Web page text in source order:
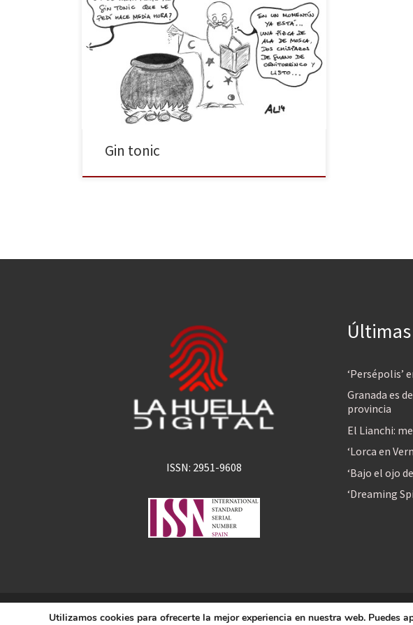
Hay leyendas de personas que han envejecido
esperando a que les sirvieran su gin-tonic; hay quien
habla de cócteles más parecidos a ensaladas que a
bebidas; hay quien afirma que si no lo has probado
con cuerno de unicornio rallado, no entiendes ni de
ginebra ni de tónica. También hay quien cree […]
Gin tonic
ISSN: 2951-9608
‘Persépolis’
Granada es
provincia
El Lianchi:
‘Lorca en
‘Bajo el ojo
‘Dreaming
© 2026La Huella Digital– Todos los derechos reservados
Utilizamos cookies para ofrecerte la mejor experiencia en nuestra web. Puedes